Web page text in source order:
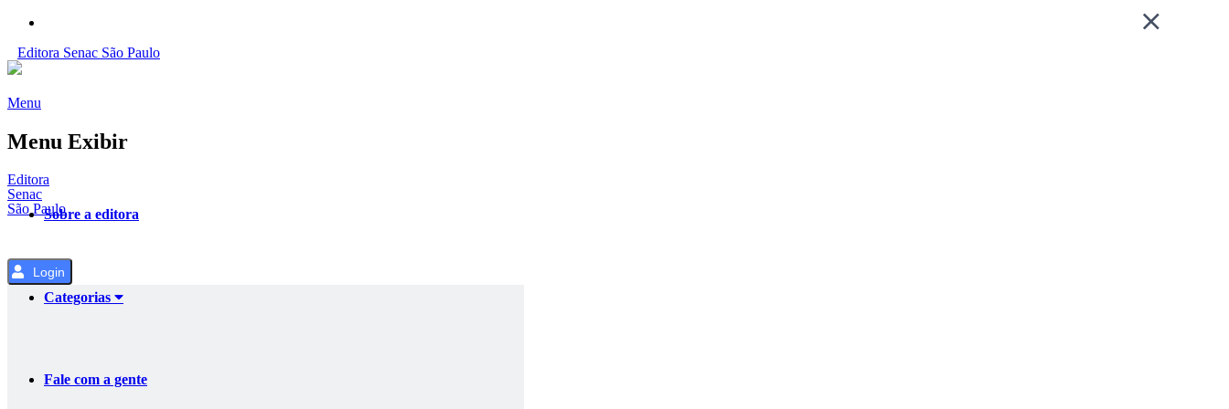
o
Editora Senac São Paulo
Menu
Menu Exibir
Editora
Senac
São PauloSobre a editora
Categorias
Fale com a gente
Login